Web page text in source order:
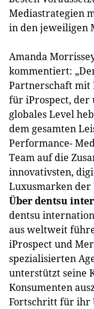
Mediastrategien
in den jeweiligen
Amanda
kommentiert:
Partnerschaft mit
für iProspect, der
globales Level
dem gesamten
Performance-
Team auf die
innovativsten,
Luxusmarken der
Über dentsu
dentsu
aus weltweit
iProspect und
spezialisierten
unterstützt seine
Konsumenten
Fortschritt für ihr